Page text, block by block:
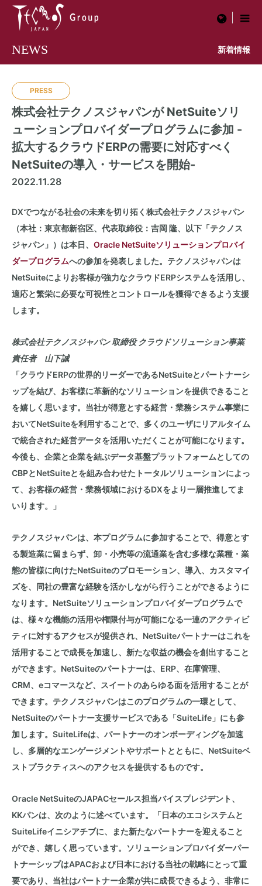
menu
NEWS 新着情報
PRESS
株式会社テクノスジャパンが NetSuiteソリ
ューションプロバイダープログラムに参加 -
拡大するクラウドERPの需要に対応すべく
NetSuiteの導入・サービスを開始-
2022.11.28
DXでつながる社会の未来を切り拓く株式会社テクノスジャパン
（本社：東京都新宿区、代表取締役：吉岡 隆、以下「テクノス
ジャパン」）は本日、 Oracle NetSuiteソリューションプロバイ
ダープログラムへの参加を発表しました。テクノスジャパンは
NetSuiteによりお客様が強力なクラウドERPシステムを活用し、
適応と繁栄に必要な可視性とコントロールを獲得できるよう支援
します。
株式会社テクノスジャパン 取締役 クラウドソリューション事業
責任者 山下誠
「クラウドERPの世界的リーダーであるNetSuiteとパートナーシ
ップを結び、お客様に革新的なソリューションを提供できること
を嬉しく思います。当社が得意とする経営・業務システム事業に
おいてNetSuiteを利用することで、多くのユーザにリアルタイム
で統合された経営データを活用いただくことが可能になります。
今後も、企業と企業を結ぶデータ基盤プラットフォームとしての
CBPとNetSuiteとを組み合わせたトータルソリューションによっ
て、お客様の経営・業務領域におけるDXをより一層推進してま
いります。」
テクノスジャパンは、本プログラムに参加することで、得意とす
る製造業に留まらず、卸・小売等の流通業を含む多様な業種・業
態の皆様に向けたNetSuiteのプロモーション、導入、カスタマイ
ズを、同社の豊富な経験を活かしながら行うことができるように
なります。 NetSuiteソリューションプロバイダープログラムで
は、様々な機能の活用や権限付与が可能になる一連のアクティビ
ティに対するアクセスが提供され、 NetSuiteパートナーはこれを
活用することで成長を加速し、新たな収益の機会を創出すること
ができます。 NetSuiteのパートナーは、 ERP、在庫管理、
CRM、 eコマースなど、スイートのあらゆる面を活用することが
できます。テクノスジャパンはこのプログラムの一環として、
NetSuiteのパートナー支援サービスである「SuiteLife 」にも参
加します。 SuiteLifeは、パートナーのオンボーディングを加速
し、多層的なエンゲージメントやサポートとともに、 NetSuiteベ
ストプラクティスへのアクセスを提供するものです。
Oracle NetSuiteのJAPACセールス担当バイスプレジデント、
KKパンは、次のように述べています。「日本のエコシステムと
SuiteLifeイニシアチブに、また新たなパートナーを迎えること
ができ、嬉しく思っています。ソリューションプロバイダーパー
トナーシップはAPACおよび日本における当社の戦略にとって重
要であり、当社はパートナー企業が共に成長できるよう、非常に